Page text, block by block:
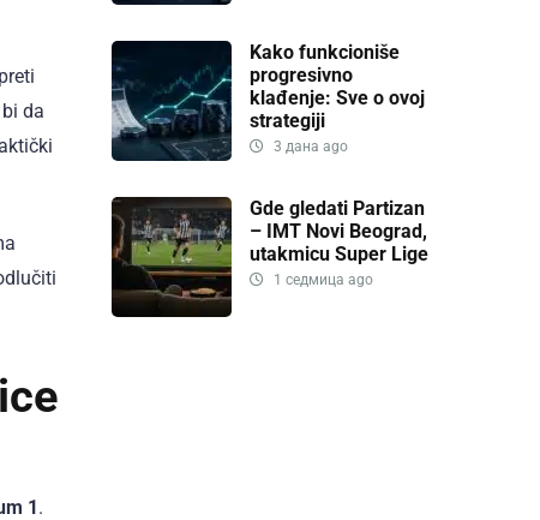
da
1.
Kako funkcioniše
progresivno
klađenje: Sve o ovoj
strategiji
3 дана ago
Gde gledati Partizan
– IMT Novi Beograd,
utakmicu Super Lige
1 седмица ago